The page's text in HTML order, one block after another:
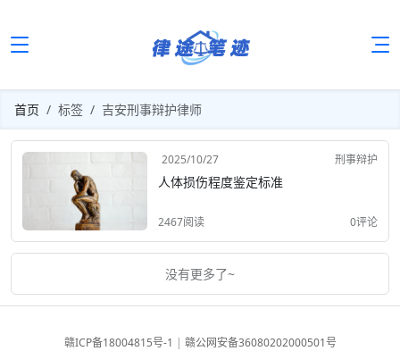
首页 标签 吉安刑事辩护律师
2025/10/27 刑事辩护
人体损伤程度鉴定标准
2467阅读 0评论
没有更多了~
赣ICP备18004815号-1 | 赣公网安备36080202000501号